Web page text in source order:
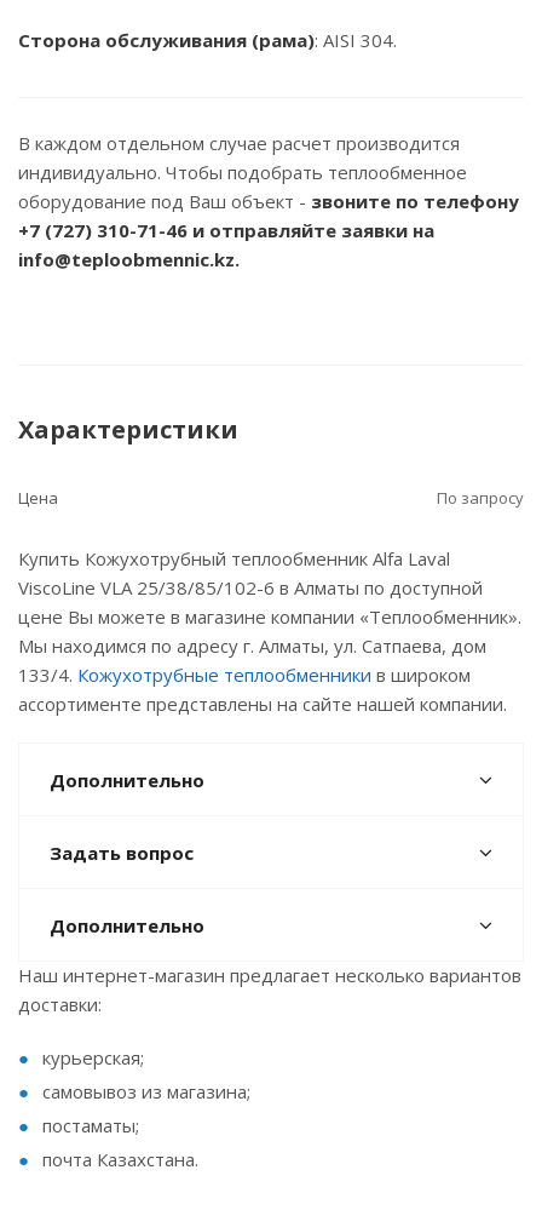
Сторона обслуживания (рама): AISI 304.
В каждом отдельном случае расчет производится
индивидуально. Чтобы подобрать теплообменное
оборудование под Ваш объект - звоните по телефону
+7 (727) 310-71-46 и отправляйте заявки на
info@teploobmennic.kz.
Характеристики
Цена По запросу
Купить Кожухотрубный теплообменник Alfa Laval
ViscoLine VLA 25/38/85/102-6 в Алматы по доступной
цене Вы можете в магазине компании «Теплообменник».
Мы находимся по адресу г. Алматы, ул. Сатпаева, дом
133/4. Кожухотрубные теплообменники в широком
ассортименте представлены на сайте нашей компании.
Дополнительно
Задать вопрос
Дополнительно
Наш интернет-магазин предлагает несколько вариантов
доставки:
курьерская;
самовывоз из магазина;
постаматы;
почта Казахстана.